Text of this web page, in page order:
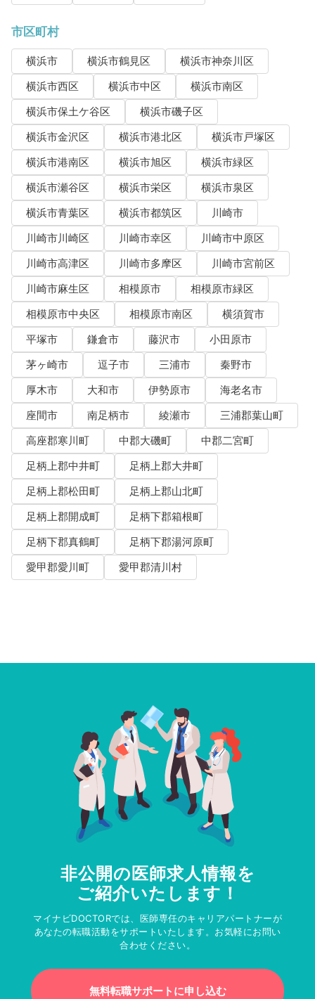
市区町村
横浜市 横浜市鶴見区
横浜市神奈川区
横浜市西区
横浜市中区
横浜市南区
横浜市保土ケ谷区
横浜市磯子区
横浜市金沢区
横浜市港北区
横浜市戸塚区
横浜市港南区
横浜市旭区
横浜市緑区
横浜市瀬谷区
横浜市栄区
横浜市泉区
横浜市青葉区
横浜市都筑区
川崎市
川崎市川崎区
川崎市幸区
川崎市中原区
川崎市高津区
川崎市多摩区
川崎市宮前区
川崎市麻生区
相模原市
相模原市緑区
相模原市中央区
相模原市南区
横須賀市
平塚市
鎌倉市 藤沢市
小田原市
茅ヶ崎市
逗子市 三浦市
秦野市
厚木市
大和市 伊勢原市
海老名市
座間市
南足柄市 綾瀬市
三浦郡葉山町
高座郡寒川町
中郡大磯町
中郡二宮町
足柄上郡中井町
足柄上郡大井町
足柄上郡松田町
足柄上郡山北町
足柄上郡開成町
足柄下郡箱根町
足柄下郡真鶴町
足柄下郡湯河原町
愛甲郡愛川町
愛甲郡清川村
非公開の医師求人情報を
ご紹介いたします！
マイナビDOCTORでは、医師専任のキャリアパートナーが
あなたの転職活動をサポートいたします。お気軽にお問い
合わせください。
無料転職サポートに申し込む